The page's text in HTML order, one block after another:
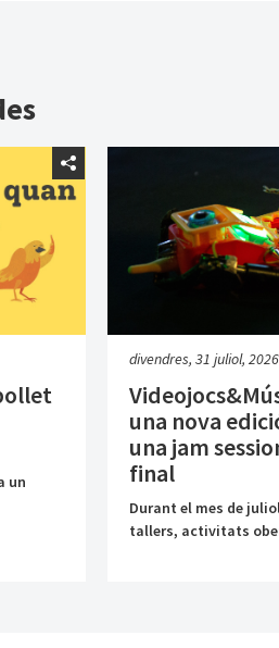
un
divendres, 31 juliol,
una nova
una jam
final
Durant el mes de
tallers, activitats